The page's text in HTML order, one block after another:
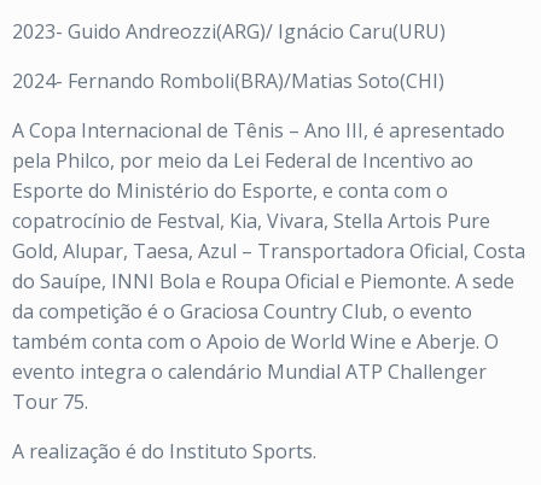
2023- Guido Andreozzi(ARG)/ Ignácio Caru(URU)
2024- Fernando Romboli(BRA)/Matias Soto(CHI)
A Copa Internacional de Tênis – Ano III, é apresentado
pela Philco, por meio da Lei Federal de Incentivo ao
Esporte do Ministério do Esporte, e conta com o
copatrocínio de Festval, Kia, Vivara, Stella Artois Pure
Gold, Alupar, Taesa, Azul – Transportadora Oficial, Costa
do Sauípe, INNI Bola e Roupa Oficial e Piemonte. A sede
da competição é o Graciosa Country Club, o evento
também conta com o Apoio de World Wine e Aberje. O
evento integra o calendário Mundial ATP Challenger
Tour 75.
A realização é do Instituto Sports.